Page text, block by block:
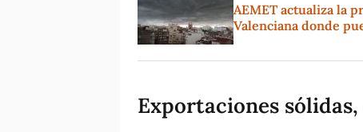
AEMET actualiza la
Valenciana donde
Exportaciones